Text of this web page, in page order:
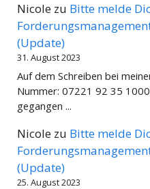
Nicole zu Bitte melde
(Update)
31. August 2023
Auf dem Schreiben bei
Nummer: 07221 92 35
gegangen ...
Nicole zu Bitte melde
(Update)
25. August 2023